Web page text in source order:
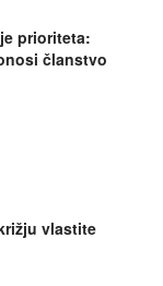
prioriteta:
članstvo
vlastite